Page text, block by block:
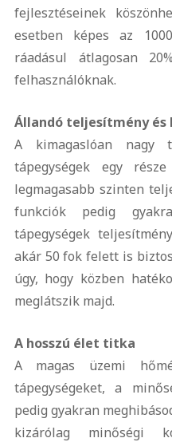
fejlesztéseinek
esetben képes az
ráadásul átlagosan
felhasználóknak.
Állandó teljesítmény és
A kimagaslóan nagy
tápegységek egy
legmagasabb szinten
funkciók pedig
tápegységek
akár 50 fok felett is
úgy, hogy közben
meglátszik majd.
A hosszú élet titka
A magas üzemi
tápegységeket, a
pedig gyakran
kizárólag minőségi